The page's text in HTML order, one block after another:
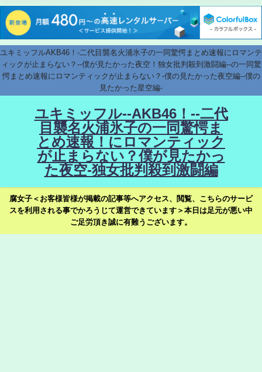
ユキミッフルAKB46！-二代目襲名火浦氷子の一同驚愕まとめ速報にロマンテ
ィックが止まらない？--僕が見たかった夜空！独女批判殺到激闘編--の一同驚
愕まとめ速報にロマンティックが止まらない？-僕の見たかった夜空編--僕の
見たかった星空編-
ユキミッフル--AKB46！--二代
目襲名火浦氷子の一同驚愕ま
とめ速報！にロマンティック
が止まらない？僕が見たかっ
た夜空-独女批判殺到激闘編
腐女子＜お客様皆様が掲載の記事等へアクセス、閲覧、こちらのサービ
スを利用される事でかろうじて運営できています＞本日は足元が悪い中
ご足労頂き誠に有難うございます。